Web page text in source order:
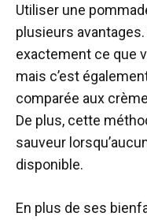
Utiliser une
plusieurs
exactement ce que
mais c’est
comparée aux
De plus, cette
sauveur
disponible.
En plus de ses